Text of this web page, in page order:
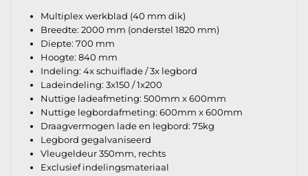
Multiplex werkblad (40 mm dik)
Breedte: 2000 mm (onderstel 1820 mm)
Diepte: 700 mm
Hoogte: 840 mm
Indeling: 4x schuiflade / 3x legbord
Ladeindeling: 3x150 / 1x200
Nuttige ladeafmeting: 500mm x 600mm
Nuttige legbordafmeting: 600mm x 600mm
Draagvermogen lade en legbord: 75kg
Legbord gegalvaniseerd
Vleugeldeur 350mm, rechts
Exclusief indelingsmateriaal